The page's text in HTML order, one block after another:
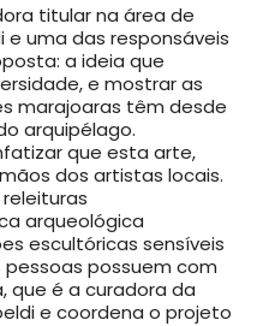
titular na área de
e uma das responsáveis
a ideia que
e mostrar as
marajoaras têm desde
arquipélago.
que esta arte,
dos artistas locais.
arqueológica
escultóricas sensíveis
possuem com
que é a curadora da
e coordena o projeto